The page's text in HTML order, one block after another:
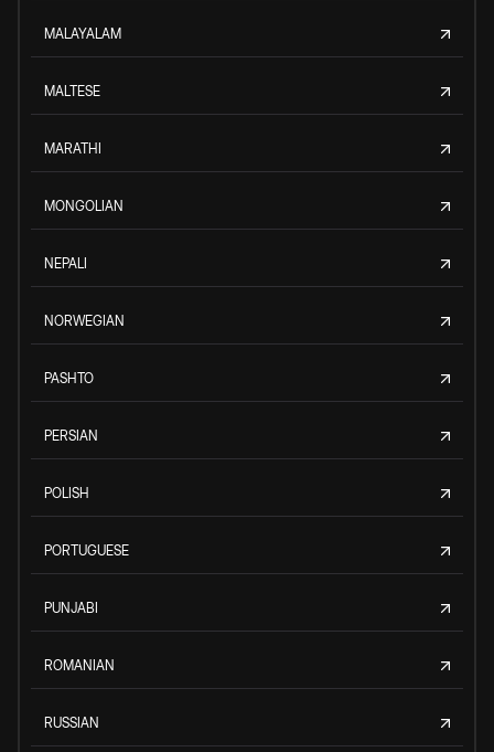
MALAYALAM
MALTESE
MARATHI
MONGOLIAN
NEPALI
NORWEGIAN
PASHTO
PERSIAN
POLISH
PORTUGUESE
PUNJABI
ROMANIAN
RUSSIAN